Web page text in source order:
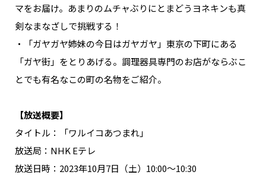
マをお届け。あまりのムチャぶりにとまどうヨネキンも真
剣なまなざしで挑戦する！
・「ガヤガヤ姉妹の今日はガヤガヤ」東京の下町にある
「ガヤ街」をとりあげる。調理器具専門のお店がならぶこ
とでも有名なこの町の名物をご紹介。
【放送概要】
タイトル：「ワルイコあつまれ」
放送局：NHK Eテレ
放送日時：2023年10月7日（土）10:00～10:30